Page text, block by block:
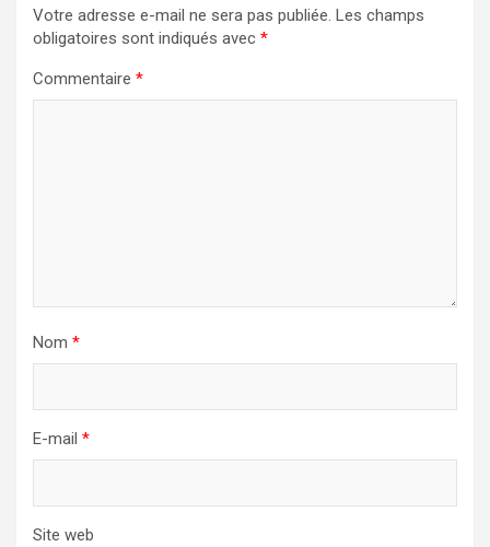
Votre adresse e-mail ne sera pas publiée. Les champs
obligatoires sont indiqués avec *
Commentaire *
Nom *
E-mail *
Site web